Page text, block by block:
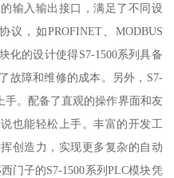
输入输出接口，满足了不同设
，如PROFINET、MODBUS
化的设计使得S7-1500系列具备
故障和维修的成本。另外，S7-
手。配备了直观的操作界面和友
也能轻松上手。丰富的开发工
创造力，实现更多复杂的自动
门子的S7-1500系列PLC模块凭